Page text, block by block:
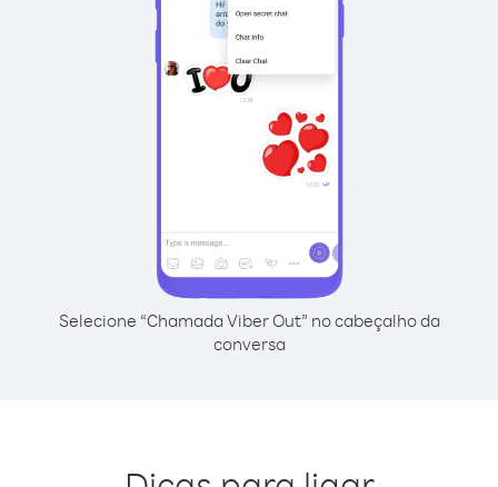
Selecione “Chamada Viber Out” no cabeçalho da
conversa